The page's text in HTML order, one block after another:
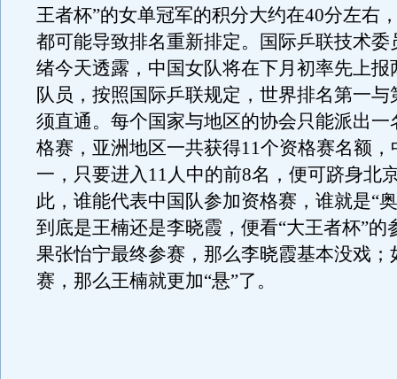
王者杯”的女单冠军的积分大约在40分左右
都可能导致排名重新排定。国际乒联技术委
绪今天透露，中国女队将在下月初率先上报
队员，按照国际乒联规定，世界排名第一与
须直通。每个国家与地区的协会只能派出一
格赛，亚洲地区一共获得11个资格赛名额，
一，只要进入11人中的前8名，便可跻身北
此，谁能代表中国队参加资格赛，谁就是“
到底是王楠还是李晓霞，便看“大王者杯”的
果张怡宁最终参赛，那么李晓霞基本没戏；
赛，那么王楠就更加“悬”了。